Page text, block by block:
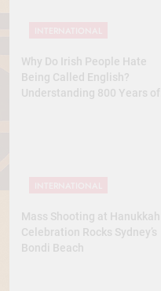
Why Do Irish People Hate
Being Called English?
Understanding 800 Years of
Mass Shooting at Hanukkah
Celebration Rocks Sydney’s
Bondi Beach